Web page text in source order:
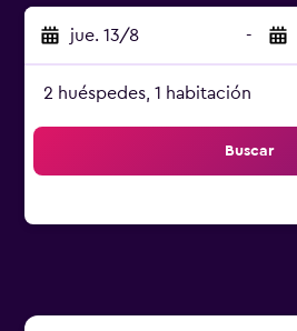
jue. 13/8 -
2 huéspedes, 1 habitación
Buscar